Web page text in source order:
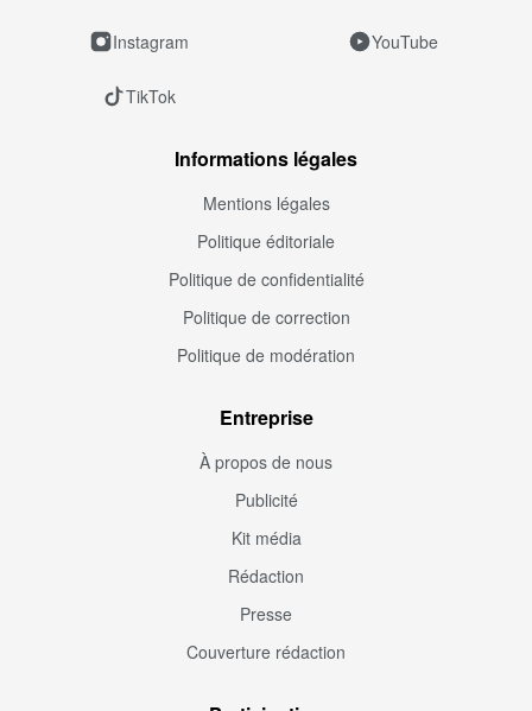
Instagram YouTube
TikTok
Informations légales
Mentions légales
Politique éditoriale
Politique de confidentialité
Politique de correction
Politique de modération
Entreprise
À propos de nous
Publicité
Kit média
Rédaction
Presse
Couverture rédaction